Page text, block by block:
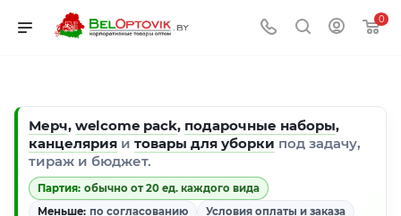
0
Мерч, welcome pack, подарочные наборы,
канцелярия и товары для уборки под задачу,
тираж и бюджет.
Партия: обычно от 20 ед. каждого вида
Меньше: по согласованию Условия оплаты и заказа